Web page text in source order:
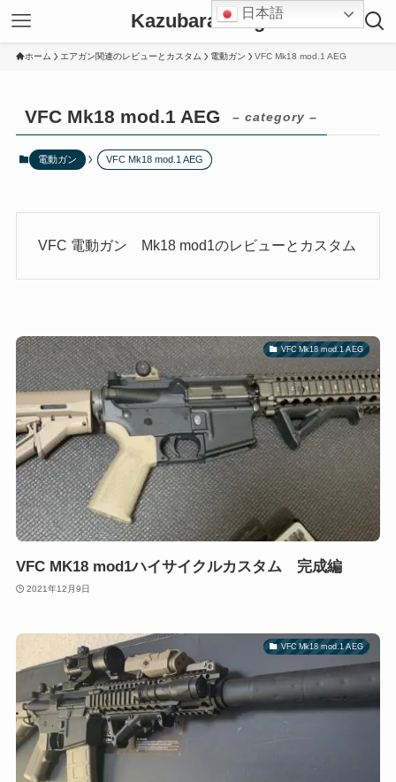
Kazubara Blog
ホーム エアガン関連のレビューとカスタム 電動ガン VFC Mk18 mod.1 AEG
VFC Mk18 mod.1 AEG – category –
電動ガン VFC Mk18 mod.1 AEG
VFC 電動ガン Mk18 mod1のレビューとカスタム
VFC Mk18 mod.1 AEG
VFC MK18 mod1ハイサイクルカスタム 完成編
2021年12月9日
VFC Mk18 mod.1 AEG
日本語